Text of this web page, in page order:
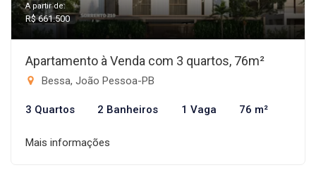
A partir de:
R$ 661.500
Apartamento à Venda com 3 quartos, 76m²
Bessa, João Pessoa-PB
3 Quartos 2 Banheiros 1 Vaga 76 m²
Mais informações